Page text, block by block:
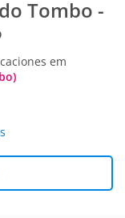
Tombo -
em